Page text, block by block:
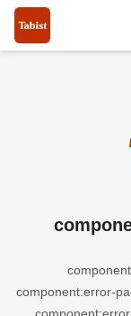
component:error-